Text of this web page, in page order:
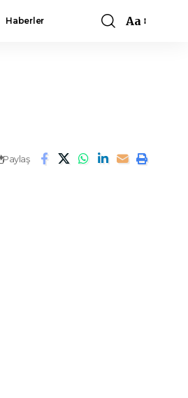
Haberler
Font
Aa
Paylaş